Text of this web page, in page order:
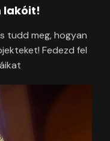
lakóit!
tudd meg, hogyan
Fedezd fel